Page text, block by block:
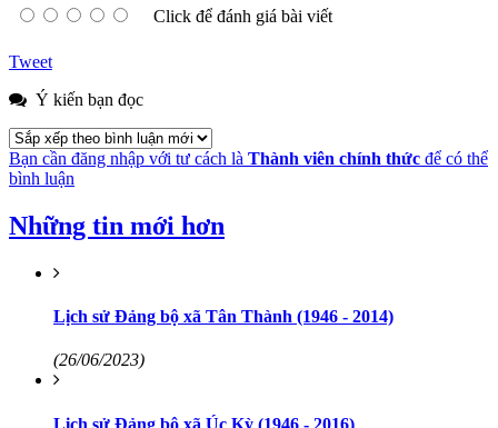
Click để đánh giá bài viết
Tweet
Ý kiến bạn đọc
Bạn cần đăng nhập với tư cách là Thành viên chính thức để có thể
bình luận
Những tin mới hơn
Lịch sử Đảng bộ xã Tân Thành (1946 - 2014)
(26/06/2023)
Lịch sử Đảng bộ xã Úc Kỳ (1946 - 2016)